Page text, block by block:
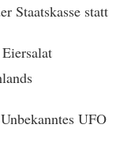
Staatskasse statt
UFO